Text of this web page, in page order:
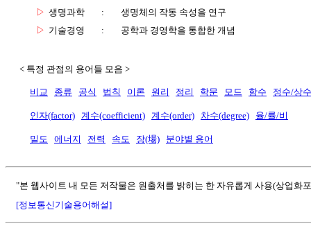
▷ 생명과학 :
생명체의 작동 속성을 연구
▷ 기술경영 : 공학과 경영학을 통합한 개념
< 특정 관점의 용어들 모음 >
비교 종류 공식 법칙 이론 원리 정리 학문 모드 함수 정수/상수
인자(factor) 계수(coefficient) 계수(order) 차수(degree) 율/률/비
밀도 에너지 전력 속도 장(場) 분야별 용어
"본 웹사이트 내 모든 저작물은 원출처를 밝히는 한 자유롭게 사용(상업화
[정보통신기술용어해설]